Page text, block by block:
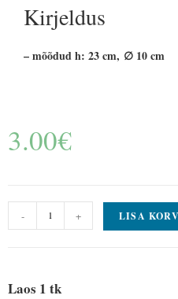
Kirjeldus
– mõõdud h: 23 cm, ∅ 10 cm
3.00€
- + LISA
Laos 1 tk